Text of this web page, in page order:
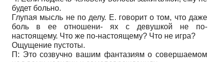
будет больно.
Глупая мысль не по делу. Е. говорит о том, что даже
боль в ее отношени- ях с девушкой не по-
настоящему. Что же по-настоящему? Что не игра?
Ощущение пустоты.
П: Это созвучно вашим фантазиям о совершаемом